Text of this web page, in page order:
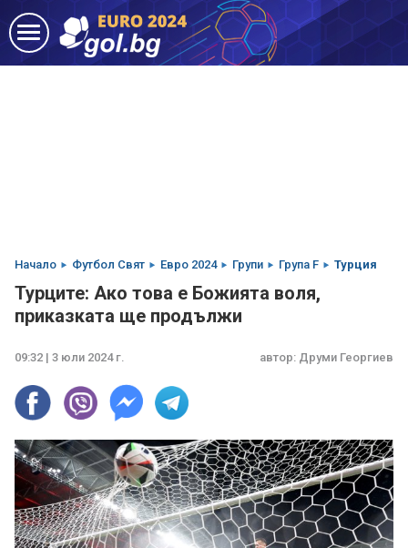
Начало Футбол Свят Евро 2024 Групи Група F Турция
Турците: Ако това е Божията воля,
приказката ще продължи
09:32 | 3 юли 2024 г. автор: Друми Георгиев